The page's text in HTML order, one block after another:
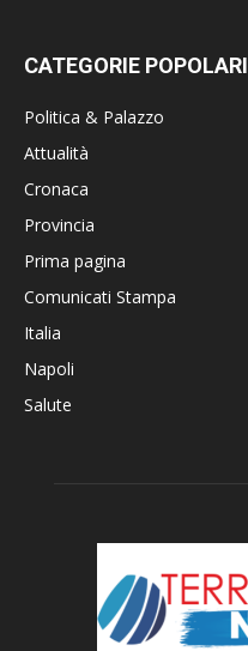
CATEGORIE POPOLARI
Politica & Palazzo
Attualità
Cronaca
Provincia
Prima pagina
Comunicati Stampa
Italia
Napoli
Salute